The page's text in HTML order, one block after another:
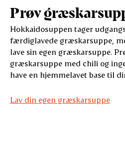
Prøv
Hokkaidosuppen tager
færdiglavede græskarsuppe,
lave sin egen græskarsuppe.
græskarsuppe med chili og
have en hjemmelavet base til
Lav din egen græskarsuppe